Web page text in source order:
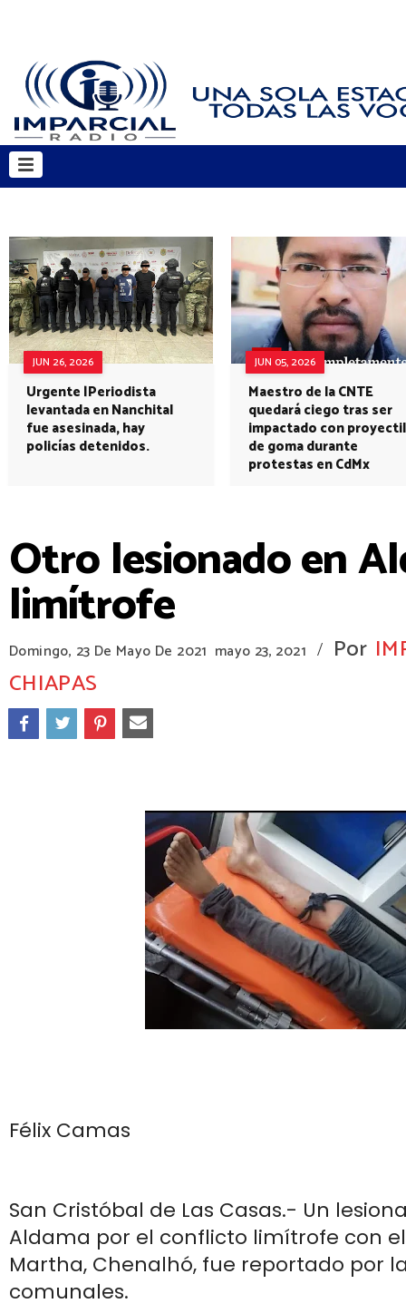
JUN 26, 2026
Urgente |Periodista
levantada en Nanchital
fue asesinada, hay
policías detenidos.
JUN 05, 2026
Maestro de la CNTE
quedará ciego tras ser
impactado con proyectil
de goma durante
protestas en CdMx
Otro lesionado en
limítrofe
Domingo, 23 De Mayo De 2021 mayo 23, 2021 / Por
CHIAPAS
Félix Camas
San Cristóbal de Las Casas.- Un
Aldama por el conflicto limítrofe con
Martha, Chenalhó, fue reportado por
comunales.